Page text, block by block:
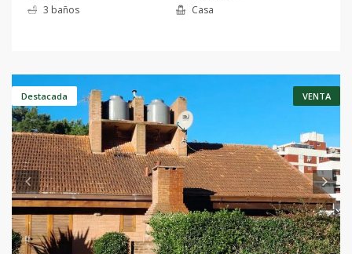
3 baños
Casa
Destacada VENTA
Anterior